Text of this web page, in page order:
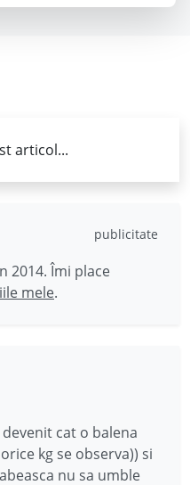
articol...
publicitate
2014. Îmi place
mele.
cat o balena
kg se observa)) si
nu sa umble